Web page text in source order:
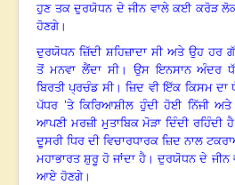
ਹੁਣ ਤਕ ਦੁਰਯੋਧਨ ਦੇ ਜੀਨ ਵਾਲੇ ਕਈ ਕਰੋੜ ਲੋਕ
ਹੋਣਗੇ।
ਦੁਰਯੋਧਨ ਜ਼ਿੱਦੀ ਸ਼ਹਿਜ਼ਾਦਾ ਸੀ ਅਤੇ ਉਹ ਹਰ
ਤੋਂ ਮਨਵਾ ਲੈਂਦਾ ਸੀ। ਉਸ ਇਨਸਾਨ ਅੰਦਰ
ਬਿਰਤੀ ਪ੍ਰਚੰਡ ਸੀ।ਜ਼ਿਦ ਵੀ ਇੱਕ ਕਿਸਮ ਦਾ
ਪੱਧਰ ’ਤੇ ਕਿਰਿਆਸ਼ੀਲ ਹੁੰਦੀ ਹੋਈ ਨਿੱਜੀ ਅਤੇ
ਆਪਣੀ ਮਰਜ਼ੀ ਮੁਤਾਬਿਕ ਮੋੜਾ ਦਿੰਦੀ ਰਹਿੰਦੀ ਹੈ
ਦੂਸਰੀ ਧਿਰ ਦੀ ਵਿਚਾਰਧਾਰਕ ਜ਼ਿਦ ਨਾਲ
ਮਹਾਭਾਰਤ ਸ਼ੁਰੂ ਹੋ ਜਾਂਦਾ ਹੈ ।ਦੁਰਯੋਧਨ ਦੇ ਜੀਨ
ਆਏ ਹੋਣਗੇ।